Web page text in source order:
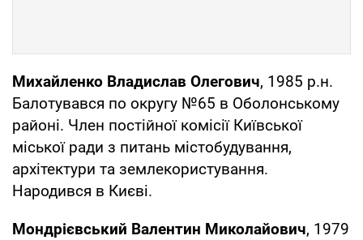
Михайленко Владислав Олегович, 1985 р.н.
Балотувався по округу №65 в Оболонському
районі. Член постійної комісії Київської
міської ради з питань містобудування,
архітектури та землекористування.
Народився в Києві.
Мондрієвський Валентин Миколайович, 1979